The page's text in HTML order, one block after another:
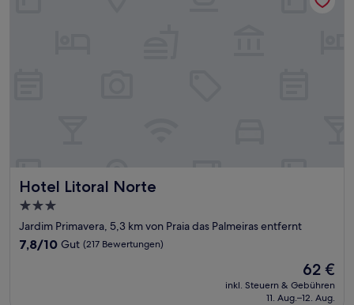
Hotel Litoral Norte
Hotel Litoral Norte
3.0-
Sterne-
Unterkunft
Jardim Primavera, 5,3 km von Praia das Palmeiras entfernt
7.8
7,8/10 Gut (217 Bewertungen)
Der
Preis
beträgt
62 €
inkl. Steuern & Gebühren
11. Aug.–12. Aug.